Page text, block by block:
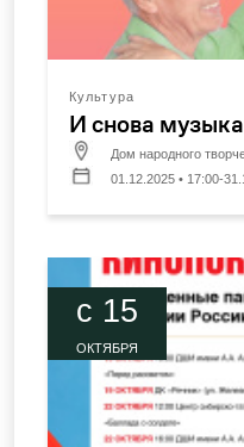
Культура
И снова
Дом народного
01.12.2025 • 17:00-
c 15
ОКТЯБРЯ